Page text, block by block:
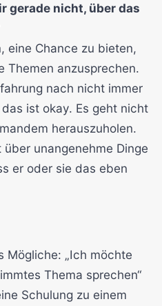
gerade nicht, über das
eine Chance zu bieten,
Themen anzusprechen.
nach nicht immer
ist okay. Es geht nicht
herauszuholen.
unangenehme Dinge
er oder sie das eben
Mögliche: „Ich möchte
Thema sprechen“
Schulung zu einem